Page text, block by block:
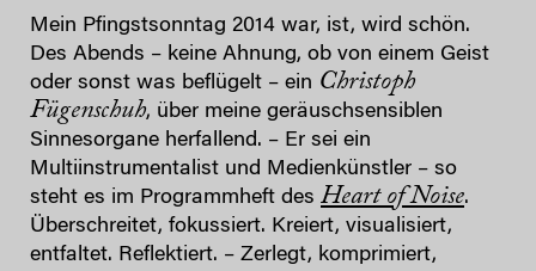
Mein Pfingstsonntag 2014 war, ist, wird schön.
Des Abends – keine Ahnung, ob von einem Geist
oder sonst was beflügelt – ein Christoph
Fügenschuh, über meine geräuschsensiblen
Sinnesorgane herfallend. – Er sei ein
Multiinstrumentalist und Medienkünstler – so
steht es im Programmheft des Heart of Noise.
Überschreitet, fokussiert. Kreiert, visualisiert,
entfaltet. Reflektiert. – Zerlegt, komprimiert,